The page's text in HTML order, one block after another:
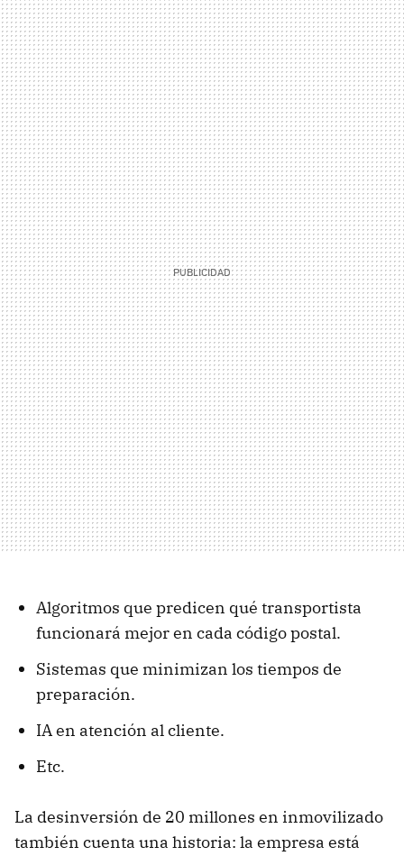
Algoritmos que predicen qué transportista
funcionará mejor en cada código postal.
Sistemas que minimizan los tiempos de
preparación.
IA en atención al cliente.
Etc.
La desinversión de 20 millones en inmovilizado
también cuenta una historia: la empresa está